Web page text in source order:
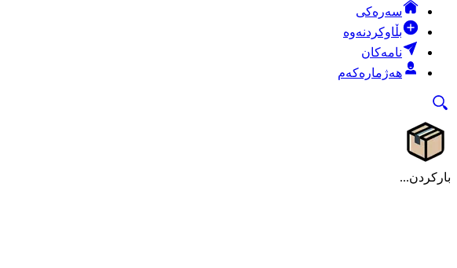
سەرەکی
بڵاوکردنەوە
نامەکان
هەژمارەکەم
بارکردن...